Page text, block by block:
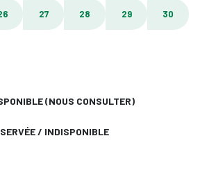
27 28 29 30
(NOUS CONSULTER)
/ INDISPONIBLE